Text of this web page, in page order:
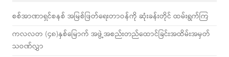
စစ်အာဏာရှင်စနစ် အမြစ်ဖြတ်ရေးတာဝန်ကို ဆုံးခန်းတိုင် ထမ်းရွက်ကြ
ကလလတ (၄၈)နှစ်မြောက် အဖွဲ့အစည်းတည်ထောင်ခြင်းအထိမ်းအမှတ်
သဝဏ်လွှာ